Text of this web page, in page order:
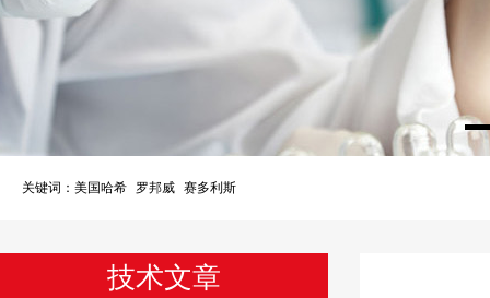
关键词： 美国哈希 罗邦威 赛多利斯
技术文章